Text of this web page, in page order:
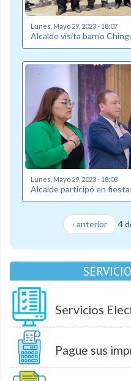
Lunes, Mayo 29, 2023 - 18:07
Alcalde visita barrio
Lunes, Mayo 29, 2023 - 18:08
Alcalde participó en
‹ anterior 4
Servicios
Pague sus